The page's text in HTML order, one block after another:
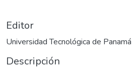
Editor
Universidad Tecnológica de Panamá
Descripción